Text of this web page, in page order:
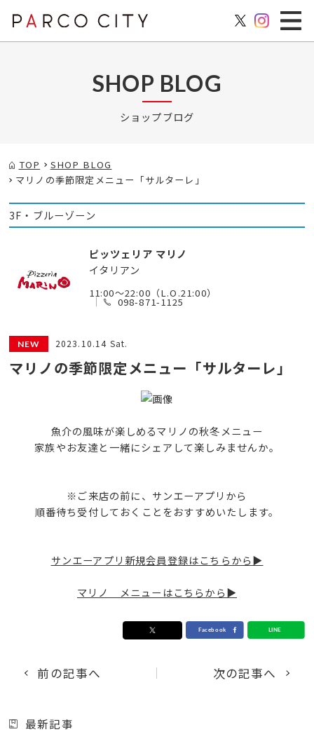
SHOP BLOG
ショップブログ
TOP
SHOP BLOG
マリノの季節限定メニュー「サルターレ」
3F・ブルーゾーン
ピッツェリア マリノ
イタリアン
11:00～22:00（L.O.21:00）
098-871-1125
2023.10.14 Sat.
マリノの季節限定メニュー「サルターレ」
魚介の風味が楽しめるマリノの秋冬メニュー
家族やお友達と一緒にシェアして楽しみませんか。
※ご来店の前に、サンエーアプリから
順番待ち受付しておくことをおすすめいたします。
サンエーアプリ新規会員登録はこちらから▶
マリノ メニューはこちらから▶
前の記事へ 次の記事へ
最新記事